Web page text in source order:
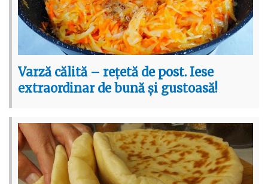
Varză călită – rețetă de post. Iese
extraordinar de bună și gustoasă!